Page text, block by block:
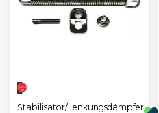
Stabilisator/Lenkungsdämpfer